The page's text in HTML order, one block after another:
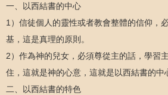
一、以西結書的中心
1）信徒個人的靈性或者教會整體的信仰，
基，這是真理的原則。
2）作為神的兒女，必須尊從主的話，學習
住，這就是神的心意，這就是以西結書的中
二、以西結書的特色